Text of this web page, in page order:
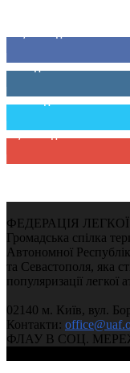
0 Підписників
234 Підписників
9,370 Підписників
ФЕДЕРАЦІЯ
Громадська спілка
Автономної
та Севастополя, яка
популяризації легкої
02140 м. Київ, вул.
Контакти:
ФЛАУ В СОЦ.